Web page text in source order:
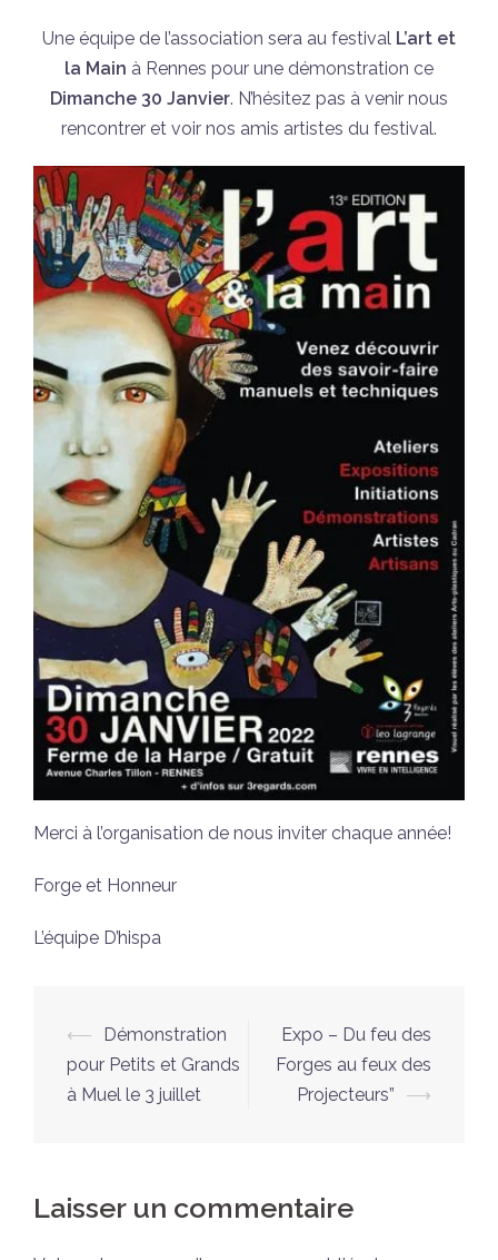
Une équipe de l’association sera au festival L’art et
la Main à Rennes pour une démonstration ce
Dimanche 30 Janvier. N’hésitez pas à venir nous
rencontrer et voir nos amis artistes du festival.
Merci à l’organisation de nous inviter chaque année!
Forge et Honneur
L’équipe D’hispa
Navigation
d’article
⟵
Démonstration
pour Petits et Grands
à Muel le 3 juillet
Expo – Du feu des
Forges au feux des
Projecteurs”
⟶
Laisser un commentaire